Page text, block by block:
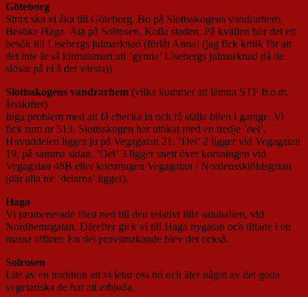
Göteborg
Strax ska vi åka till Göteborg. Bo på Slottsskogens vandrarhem.
Besöka Haga. Äta på Solrosen. Kolla staden. På kvällen blir det ett
besök till Lisebergs julmarknad (förlåt Anna! (jag fick kritik för att
det inte är så klimatsmart att ’gynna’ Lisebergs julmarknad då de
slösar på el å det värsta))
Slottsskogens vandrarhem (vilka kommer att lämna STF fr.o.m.
årsskiftet)
Inga problem med att få checka in och få ställa bilen i garage. Vi
fick rum nr 513. Slottsskogen har utökat med en tredje ’del’.
Huvuddelen ligger ju på Vegagatan 21. ’Del’ 2 ligger vid Vegagatan
19, på samma sidan. ’Del’ 3 ligger snett över korsningen vid
Vegagatan 48B eller korsningen Vegagatan / Nordensskiöldsgatan
(där alla tre ’delarna’ ligger).
Haga
Vi promenerade först ned till den relativt lilla saluhallen, vid
Nordhemsgatan. Därefter gick vi till Haga nygatan och tittade i en
massa affärer. En del provsmakande blev det också.
Solrosen
Lite av en tradition att vi letar oss tid och äter något av det goda
vegetariska de har att erbjuda.